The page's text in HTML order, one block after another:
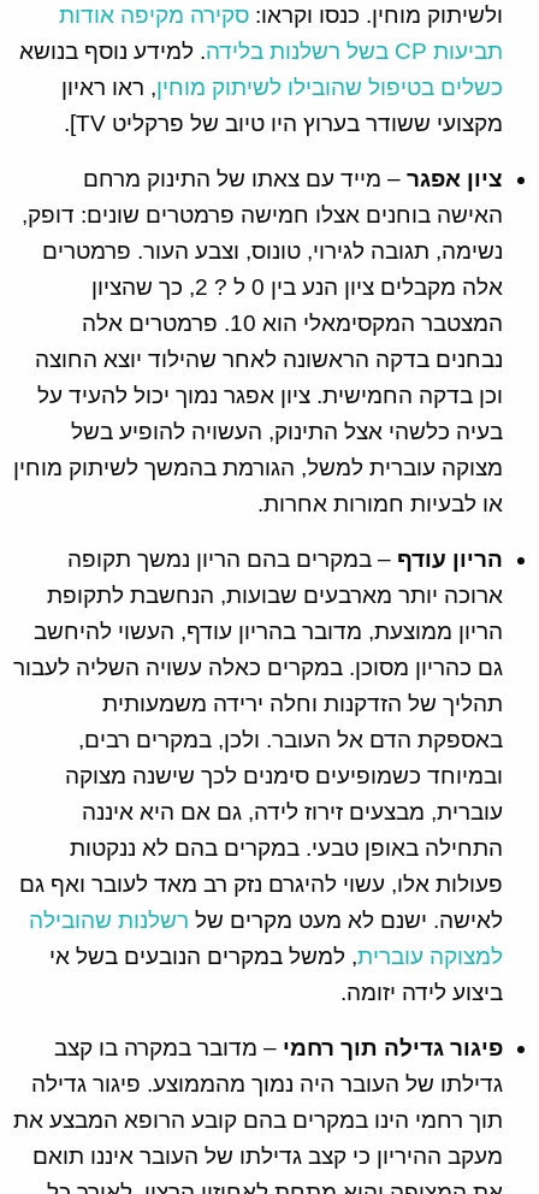
ולשיתוק מוחין. כנסו וקראו: סקירה מקיפה אודות
תביעות CP בשל רשלנות בלידה
. למידע נוסף בנושא
כשלים בטיפול שהובילו לשיתוק מוחין, ראו ראיון
מקצועי ששודר בערוץ היו טיוב של פרקליט TV].
ציון אפגר – מייד עם צאתו של התינוק מרחם
האישה בוחנים אצלו חמישה פרמטרים שונים: דופק,
נשימה, תגובה לגירוי, טונוס, וצבע העור. פרמטרים
אלה מקבלים ציון הנע בין 0 ל ? 2, כך שהציון
המצטבר המקסימאלי הוא 10. פרמטרים אלה
נבחנים בדקה הראשונה לאחר שהילוד יוצא החוצה
וכן בדקה החמישית. ציון אפגר נמוך יכול להעיד על
בעיה כלשהי אצל התינוק, העשויה להופיע בשל
מצוקה עוברית למשל, הגורמת בהמשך לשיתוק מוחין
או לבעיות חמורות אחרות.
הריון עודף – במקרים בהם הריון נמשך תקופה
ארוכה יותר מארבעים שבועות, הנחשבת לתקופת
הריון ממוצעת, מדובר בהריון עודף, העשוי להיחשב
גם כהריון מסוכן. במקרים כאלה עשויה השליה לעבור
תהליך של הזדקנות וחלה ירידה משמעותית
באספקת הדם אל העובר. ולכן, במקרים רבים,
ובמיוחד כשמופיעים סימנים לכך שישנה מצוקה
עוברית, מבצעים זירוז לידה, גם אם היא איננה
התחילה באופן טבעי. במקרים בהם לא ננקטות
פעולות אלו, עשוי להיגרם נזק רב מאד לעובר ואף גם
לאישה. ישנם לא מעט מקרים של רשלנות שהובילה
למצוקה עוברית, למשל במקרים הנובעים בשל אי
ביצוע לידה יזומה.
פיגור גדילה תוך רחמי – מדובר במקרה בו קצב
גדילתו של העובר היה נמוך מהממוצע. פיגור גדילה
תוך רחמי הינו במקרים בהם קובע הרופא המבצע את
מעקב ההיריון כי קצב גדילתו של העובר איננו תואם